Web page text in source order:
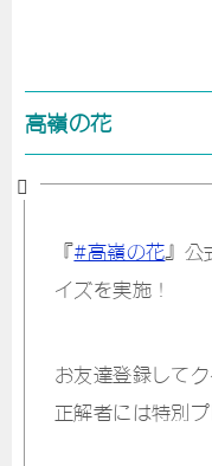
高嶺の花
『#高嶺の花』公
イズを実施！
お友達登録して
正解者には特別